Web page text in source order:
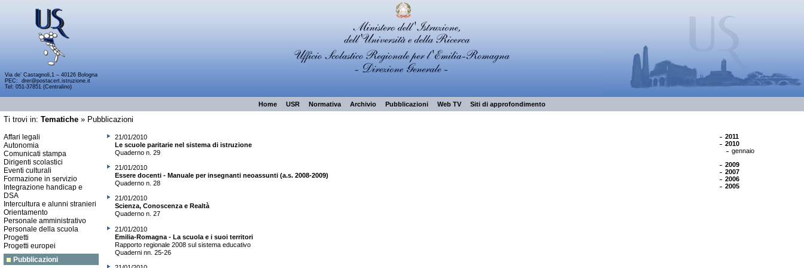
Via de’ Castagnoli,1 – 40126 Bologna
PEC: drer@postacert.istruzione.it
Tel: 051-37851 (Centralino)
Home USR Normativa Archivio Pubblicazioni Web TV Siti di approfondimento
Ti trovi in: Tematiche » Pubblicazioni
Affari legali
Autonomia
Comunicati stampa
Dirigenti scolastici
Eventi culturali
Formazione in servizio
Integrazione handicap e
DSA
Intercultura e alunni stranieri
Orientamento
Personale amministrativo
Personale della scuola
Progetti
Progetti europei
Pubblicazioni
2011
2010
gennaio
2009
2007
2006
2005
21/01/2010
Le scuole paritarie nel sistema di istruzione
Quaderno n. 29
21/01/2010
Essere docenti - Manuale per insegnanti neoassunti (a.s. 2008-2009)
Quaderno n. 28
21/01/2010
Scienza, Conoscenza e Realtà
Quaderno n. 27
21/01/2010
Emilia-Romagna - La scuola e i suoi territori
Rapporto regionale 2008 sul sistema educativo
Quaderni nn. 25-26